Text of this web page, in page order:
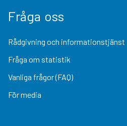
Fråga oss
Rådgivning och informationstjänst
Fråga om statistik
Vanliga frågor (FAQ)
För media